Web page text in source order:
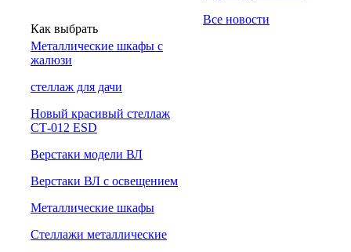
Как выбрать
Металлические шкафы с
жалюзи
cтеллаж для дачи
Новый красивый стеллаж
СТ-012 ESD
Верстаки модели ВЛ
Верстаки ВЛ с освещением
Металлические шкафы
Стеллажи металлические
Все новости